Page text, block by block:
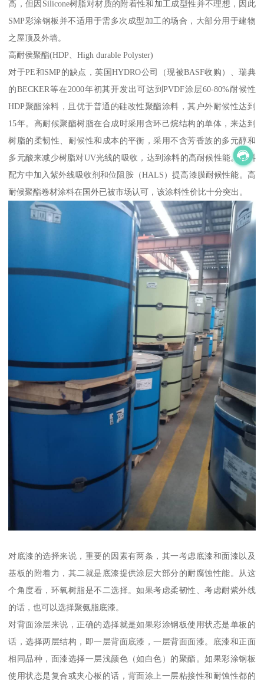
高，但因Silicone树脂对材质的附着性和加工成型性并不理想，因此
SMP彩涂钢板并不适用于需多次成型加工的场合，大部分用于建物
之屋顶及外墙。
高耐侯聚酯(HDP、High durable Polyster)
对于PE和SMP的缺点，英国HYDRO公司（现被BASF收购）、瑞典
的BECKER等在2000年初其开发出可达到PVDF涂层60-80%耐候性
HDP聚酯涂料，且优于普通的硅改性聚酯涂料，其户外耐候性达到
15年。高耐候聚酯树脂在合成时采用含环己烷结构的单体，来达到
树脂的柔韧性、耐候性和成本的平衡，采用不含芳香族的多元醇和
多元酸来减少树脂对UV光线的吸收，达到涂料的高耐候性能。涂料
配方中加入紫外线吸收剂和位阻胺（HALS）提高漆膜耐候性能。高
耐候聚酯卷材涂料在国外已被市场认可，该涂料性价比十分突出。
对底漆的选择来说，重要的因素有两条，其一考虑底漆和面漆以及
基板的附着力，其二就是底漆提供涂层大部分的耐腐蚀性能。从这
个角度看，环氧树脂是不二选择。如果考虑柔韧性、考虑耐紫外线
的话，也可以选择聚氨脂底漆。
对背面涂层来说，正确的选择就是如果彩涂钢板使用状态是单板的
话，选择两层结构，即一层背面底漆，一层背面面漆。底漆和正面
相同品种，面漆选择一层浅颜色（如白色）的聚酯。如果彩涂钢板
使用状态是复合或夹心板的话，背面涂上一层粘接性和耐蚀性都的